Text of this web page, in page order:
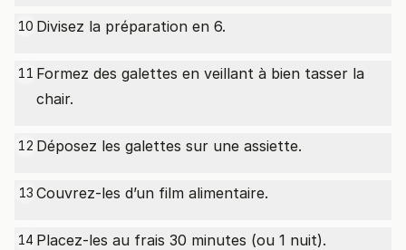
10 Divisez la préparation en 6.
11 Formez des galettes en veillant à bien tasser la
chair.
12 Déposez les galettes sur une assiette.
13 Couvrez-les d’un film alimentaire.
14 Placez-les au frais 30 minutes (ou 1 nuit).